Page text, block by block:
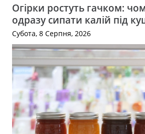
Огірки ростуть гачком:
одразу сипати калій під
Субота, 8 Серпня, 2026